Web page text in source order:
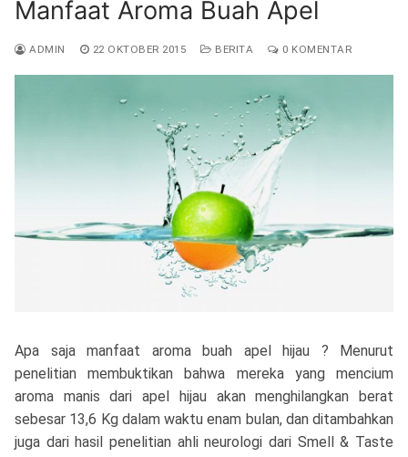
Manfaat Aroma Buah Apel
ADMIN 22 OKTOBER 2015 BERITA 0 KOMENTAR
Apa saja manfaat aroma buah apel hijau ? Menurut
penelitian membuktikan bahwa mereka yang mencium
aroma manis dari apel hijau akan menghilangkan berat
sebesar 13,6 Kg dalam waktu enam bulan, dan ditambahkan
juga dari hasil penelitian ahli neurologi dari Smell & Taste